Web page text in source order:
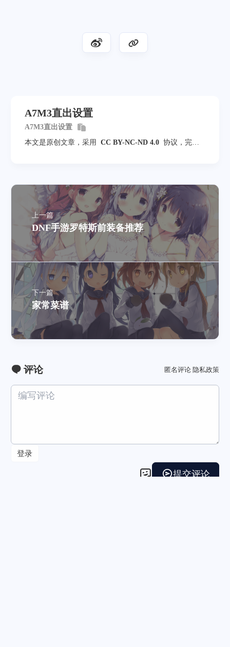
A7M3直出设置
A7M3直出设置
本文是原创文章，采用
CC BY-NC-ND 4.0 协议，完整
上一篇
DNF手游罗特斯前装备推荐
下一篇
家常菜谱
评论 匿名评论 隐私政策